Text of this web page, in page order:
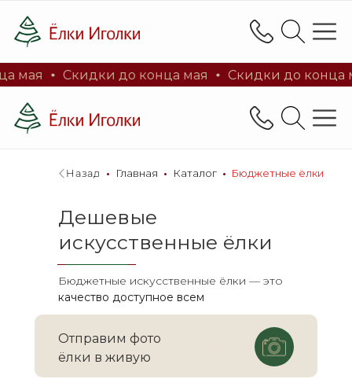
и новогоднего
Каталог
мая Скидки до конца мая Скидки до конца
и новогоднего декора
• Главная • Каталог • Бюджетные ёлки
Назад
Бюджетные искусственные ёлки — это
качество доступное всем
Дешевые
искусственные ёлки
Фото елки в живую
Отправим фото
ёлки в живую